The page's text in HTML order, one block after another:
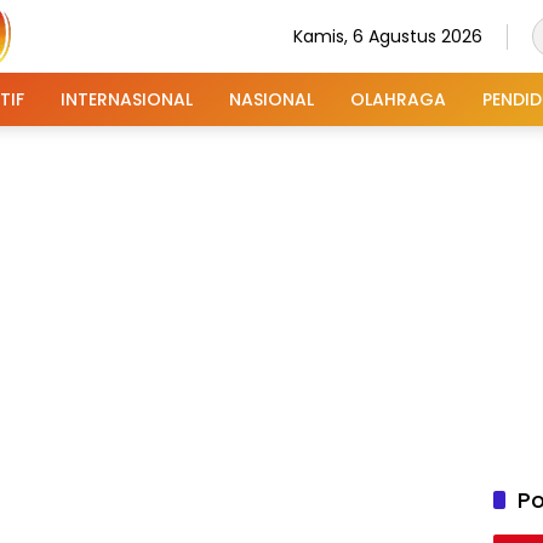
Kamis, 6 Agustus 2026
INTERNASIONAL NASIONAL OLAHRAGA